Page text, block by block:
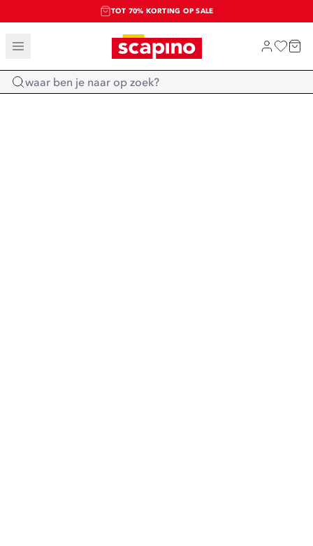
TOT 70% KORTING OP SALE
SALE: LAATSTE KANS!
SHOP NIEUW
Home